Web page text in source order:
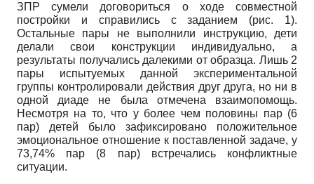
ЗПР сумели договориться о ходе совместной
постройки и справились с заданием (рис. 1).
Остальные пары не выполнили инструкцию, дети
делали свои конструкции индивидуально, а
результаты получались далекими от образца. Лишь 2
пары испытуемых данной экспериментальной
группы контролировали действия друг друга, но ни в
одной диаде не была отмечена взаимопомощь.
Несмотря на то, что у более чем половины пар (6
пар) детей было зафиксировано положительное
эмоциональное отношение к поставленной задаче, у
73,74% пар (8 пар) встречались конфликтные
ситуации.